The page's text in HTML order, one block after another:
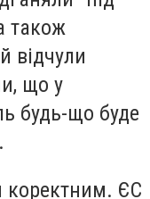
також
відчули
що у
будь-що буде
коректним. ЄС